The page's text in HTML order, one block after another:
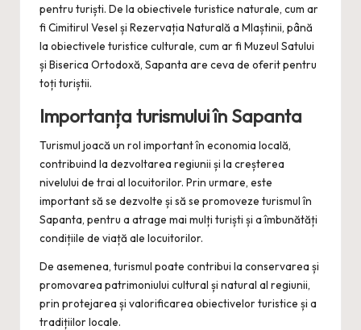
pentru turiști. De la obiectivele turistice naturale, cum ar
fi Cimitirul Vesel și Rezervația Naturală a Mlaștinii, până
la obiectivele turistice culturale, cum ar fi Muzeul Satului
și Biserica Ortodoxă, Sapanta are ceva de oferit pentru
toți turiștii.
Importanța turismului în Sapanta
Turismul joacă un rol important în economia locală,
contribuind la dezvoltarea regiunii și la creșterea
nivelului de trai al locuitorilor. Prin urmare, este
important să se dezvolte și să se promoveze turismul în
Sapanta, pentru a atrage mai mulți turiști și a îmbunătăți
condițiile de viață ale locuitorilor.
De asemenea, turismul poate contribui la conservarea și
promovarea patrimoniului cultural și natural al regiunii,
prin protejarea și valorificarea obiectivelor turistice și a
tradițiilor locale.